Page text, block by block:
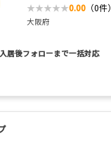
0.00 （0件）
大阪府
居後フォローまで一括対応